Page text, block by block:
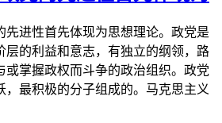
先进性首先体现为思想理论。政党是
层的利益和意志，有独立的纲领，路
或掌握政权而斗争的政治组织。政党
，最积极的分子组成的。马克思主义